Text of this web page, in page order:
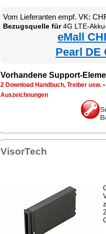
Vom Lieferanten empf. VK:
Bezugsquelle für4G LTE-Akku-
eMall
Pearl DE
Vorhandene Support-
2 Download Handbuch, Treiber usw. •
Auszeichnungen
VisorTech